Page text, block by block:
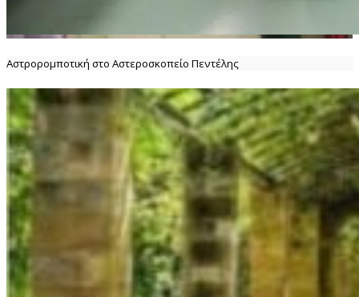
Αστρορομποτική στο Αστεροσκοπείο Πεντέλης